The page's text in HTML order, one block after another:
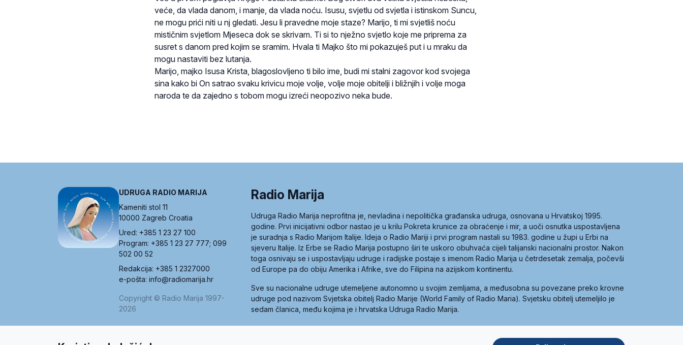
veće, da vlada danom, i manje, da vlada noću. Isusu, svjetlu od svjetla i istinskom Suncu,
ne mogu prići niti u nj gledati. Jesu li pravedne moje staze? Marijo, ti mi svjetliš noću
mističnim svjetlom Mjeseca dok se skrivam. Ti si to nježno svjetlo koje me priprema za
susret s danom pred kojim se sramim. Hvala ti Majko što mi pokazuješ put i u mraku da
mogu nastaviti bez lutanja.
Marijo, majko Isusa Krista, blagoslovljeno ti bilo ime, budi mi stalni zagovor kod svojega
sina kako bi On satrao svaku krivicu moje volje, volje moje obitelji i bližnjih i volje moga
naroda te da zajedno s tobom mogu izreći neopozivo neka bude.
UDRUGA RADIO MARIJA
Kameniti stol 11
10000 Zagreb Croatia
Ured: +385 1 23 27 100
Program: +385 1 23 27 777; 099
502 00 52
Redakcija: +385 1 2327000
e-pošta: info@radiomarija.hr
Copyright © Radio Marija 1997-
2026
Radio Marija
Udruga Radio Marija neprofitna je, nevladina i nepolitička građanska udruga, osnovana u Hrvatskoj 1995.
godine. Prvi inicijativni odbor nastao je u krilu Pokreta krunice za obraćenje i mir, a uoči osnutka uspostavljena
je suradnja s Radio Marijom Italije. Ideja o Radio Mariji i prvi program nastali su 1983. godine u župi u Erbi na
sjeveru Italije. Iz Erbe se Radio Marija postupno širi te uskoro obuhvaća cijeli talijanski nacionalni prostor. Nakon
toga osnivaju se i uspostavljaju udruge i radijske postaje s imenom Radio Marija u četrdesetak zemalja, počevši
od Europe pa do obiju Amerika i Afrike, sve do Filipina na azijskom kontinentu.
Sve su nacionalne udruge utemeljene autonomno u svojim zemljama, a međusobna su povezane preko krovne
udruge pod nazivom Svjetska obitelj Radio Marije (World Family of Radio Maria). Svjetsku obitelj utemeljilo je
sedam članica, među kojima je i hrvatska Udruga Radio Marija.